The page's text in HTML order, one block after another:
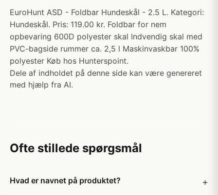
EuroHunt ASD - Foldbar Hundeskål - 2.5 L. Kategori:
Hundeskål. Pris: 119.00 kr. Foldbar for nem
opbevaring 600D polyester skal Indvendig skal med
PVC-bagside rummer ca. 2,5 l Maskinvaskbar 100%
polyester Køb hos Hunterspoint.
Dele af indholdet på denne side kan være genereret
med hjælp fra AI.
Ofte stillede spørgsmål
Hvad er navnet på produktet?